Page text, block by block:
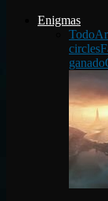
Enigmas
Todo
circles
ganado